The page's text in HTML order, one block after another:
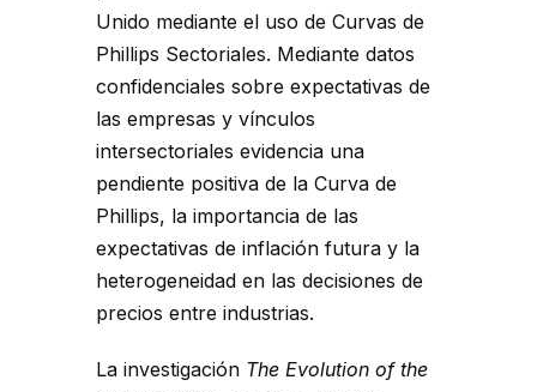
Unido mediante el uso de Curvas de
Phillips Sectoriales. Mediante datos
confidenciales sobre expectativas de
las empresas y vínculos
intersectoriales evidencia una
pendiente positiva de la Curva de
Phillips, la importancia de las
expectativas de inflación futura y la
heterogeneidad en las decisiones de
precios entre industrias.
La investigación The Evolution of the